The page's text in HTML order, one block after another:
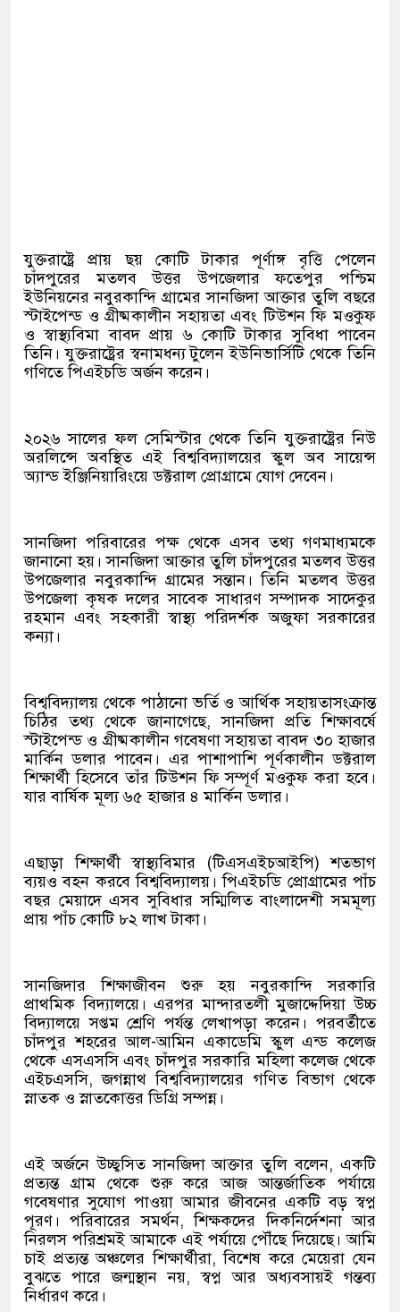
যুক্তরাষ্ট্রে প্রায় ছয় কোটি টাকার পূর্ণাঙ্গ বৃত্তি পেলেন
চাঁদপুরের মতলব উত্তর উপজেলার ফতেপুর পশ্চিম
ইউনিয়নের নবুরকান্দি গ্রামের সানজিদা আক্তার তুলি বছরে
স্টাইপেন্ড ও গ্রীষ্মকালীন সহায়তা এবং টিউশন ফি মওকুফ
ও স্বাস্থ্যবিমা বাবদ প্রায় ৬ কোটি টাকার সুবিধা পাবেন
তিনি। যুক্তরাষ্ট্রের স্বনামধন্য টুলেন ইউনিভার্সিটি থেকে তিনি
গণিতে পিএইচডি অর্জন করেন।
২০২৬ সালের ফল সেমিস্টার থেকে তিনি যুক্তরাষ্ট্রের নিউ
অরলিন্সে অবস্থিত এই বিশ্ববিদ্যালয়ের স্কুল অব সায়েন্স
অ্যান্ড ইঞ্জিনিয়ারিংয়ে ডক্টরাল প্রোগ্রামে যোগ দেবেন।
সানজিদা পরিবারের পক্ষ থেকে এসব তথ্য গণমাধ্যমকে
জানানো হয়। সানজিদা আক্তার তুলি চাঁদপুরের মতলব উত্তর
উপজেলার নবুরকান্দি গ্রামের সন্তান। তিনি মতলব উত্তর
উপজেলা কৃষক দলের সাবেক সাধারণ সম্পাদক সাদেকুর
রহমান এবং সহকারী স্বাস্থ্য পরিদর্শক অজুফা সরকারের
কন্যা।
বিশ্ববিদ্যালয় থেকে পাঠানো ভর্তি ও আর্থিক সহায়তাসংক্রান্ত
চিঠির তথ্য থেকে জানাগেছে, সানজিদা প্রতি শিক্ষাবর্ষে
স্টাইপেন্ড ও গ্রীষ্মকালীন গবেষণা সহায়তা বাবদ ৩০ হাজার
মার্কিন ডলার পাবেন। এর পাশাপাশি পূর্ণকালীন ডক্টরাল
শিক্ষার্থী হিসেবে তাঁর টিউশন ফি সম্পূর্ণ মওকুফ করা হবে।
যার বার্ষিক মূল্য ৬৫ হাজার ৪ মার্কিন ডলার।
এছাড়া শিক্ষার্থী স্বাস্থ্যবিমার (টিএসএইচআইপি) শতভাগ
ব্যয়ও বহন করবে বিশ্ববিদ্যালয়। পিএইচডি প্রোগ্রামের পাঁচ
বছর মেয়াদে এসব সুবিধার সম্মিলিত বাংলাদেশী সমমূল্য
প্রায় পাঁচ কোটি ৮২ লাখ টাকা।
সানজিদার শিক্ষাজীবন শুরু হয় নবুরকান্দি সরকারি
প্রাথমিক বিদ্যালয়ে। এরপর মান্দারতলী মুজাদ্দেদিয়া উচ্চ
বিদ্যালয়ে সপ্তম শ্রেণি পর্যন্ত লেখাপড়া করেন। পরবর্তীতে
চাঁদপুর শহরের আল-আমিন একাডেমি স্কুল এন্ড কলেজ
থেকে এসএসসি এবং চাঁদপুর সরকারি মহিলা কলেজ থেকে
এইচএসসি, জগন্নাথ বিশ্ববিদ্যালয়ের গণিত বিভাগ থেকে
স্নাতক ও স্নাতকোত্তর ডিগ্রি সম্পন্ন।
এই অর্জনে উচ্ছ্বসিত সানজিদা আক্তার তুলি বলেন, একটি
প্রত্যন্ত গ্রাম থেকে শুরু করে আজ আন্তর্জাতিক পর্যায়ে
গবেষণার সুযোগ পাওয়া আমার জীবনের একটি বড় স্বপ্ন
পূরণ। পরিবারের সমর্থন, শিক্ষকদের দিকনির্দেশনা আর
নিরলস পরিশ্রমই আমাকে এই পর্যায়ে পৌঁছে দিয়েছে। আমি
চাই প্রত্যন্ত অঞ্চলের শিক্ষার্থীরা, বিশেষ করে মেয়েরা যেন
বুঝতে পারে জন্মস্থান নয়, স্বপ্ন আর অধ্যবসায়ই গন্তব্য
নির্ধারণ করে।